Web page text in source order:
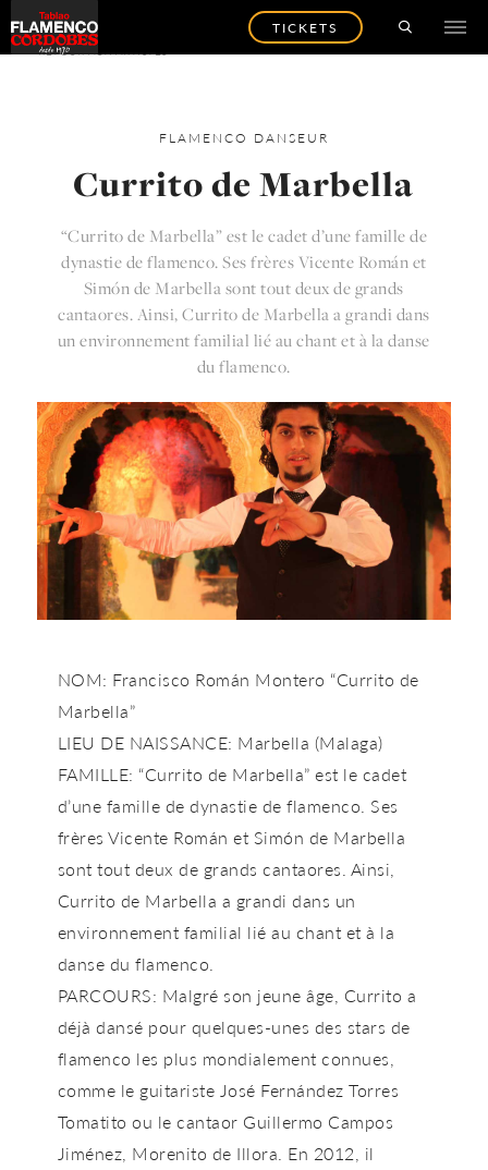
TICKETS
RETOUR AUX ARTISTES
FLAMENCO DANSEUR
Currito de Marbella
“Currito de Marbella” est le cadet d’une famille de
dynastie de flamenco. Ses frères Vicente Román et
Simón de Marbella sont tout deux de grands
cantaores. Ainsi, Currito de Marbella a grandi dans
un environnement familial lié au chant et à la danse
du flamenco.
NOM: Francisco Román Montero “Currito de
Marbella”
LIEU DE NAISSANCE: Marbella (Malaga)
FAMILLE: “Currito de Marbella” est le cadet
d’une famille de dynastie de flamenco. Ses
frères Vicente Román et Simón de Marbella
sont tout deux de grands cantaores. Ainsi,
Currito de Marbella a grandi dans un
environnement familial lié au chant et à la
danse du flamenco.
PARCOURS: Malgré son jeune âge, Currito a
déjà dansé pour quelques-unes des stars de
flamenco les plus mondialement connues,
comme le guitariste José Fernández Torres
Tomatito ou le cantaor Guillermo Campos
Jiménez, Morenito de Illora. En 2012, il